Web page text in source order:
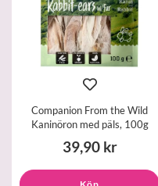
Companion From the Wild
Kaninöron med päls, 100g
39,90 kr
Köp